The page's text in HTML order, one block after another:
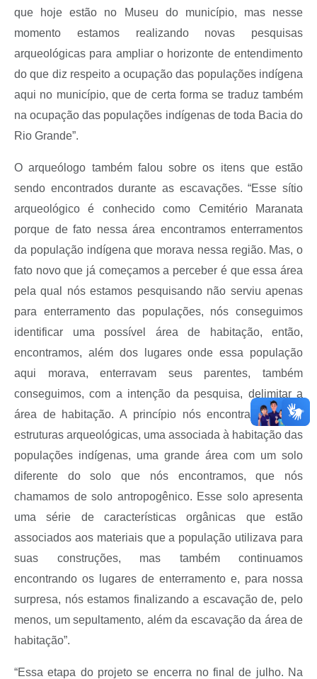
que hoje estão no Museu do município, mas nesse
momento estamos realizando novas pesquisas
arqueológicas para ampliar o horizonte de entendimento
do que diz respeito a ocupação das populações indígena
aqui no município, que de certa forma se traduz também
na ocupação das populações indígenas de toda Bacia do
Rio Grande”.
O arqueólogo também falou sobre os itens que estão
sendo encontrados durante as escavações. “Esse sítio
arqueológico é conhecido como Cemitério Maranata
porque de fato nessa área encontramos enterramentos
da população indígena que morava nessa região. Mas, o
fato novo que já começamos a perceber é que essa área
pela qual nós estamos pesquisando não serviu apenas
para enterramento das populações, nós conseguimos
identificar uma possível área de habitação, então,
encontramos, além dos lugares onde essa população
aqui morava, enterravam seus parentes, também
conseguimos, com a intenção da pesquisa, delimitar a
área de habitação. A princípio nós encontramos duas
estruturas arqueológicas, uma associada à habitação das
populações indígenas, uma grande área com um solo
diferente do solo que nós encontramos, que nós
chamamos de solo antropogênico. Esse solo apresenta
uma série de características orgânicas que estão
associados aos materiais que a população utilizava para
suas construções, mas também continuamos
encontrando os lugares de enterramento e, para nossa
surpresa, nós estamos finalizando a escavação de, pelo
menos, um sepultamento, além da escavação da área de
habitação”.
“Essa etapa do projeto se encerra no final de julho. Na